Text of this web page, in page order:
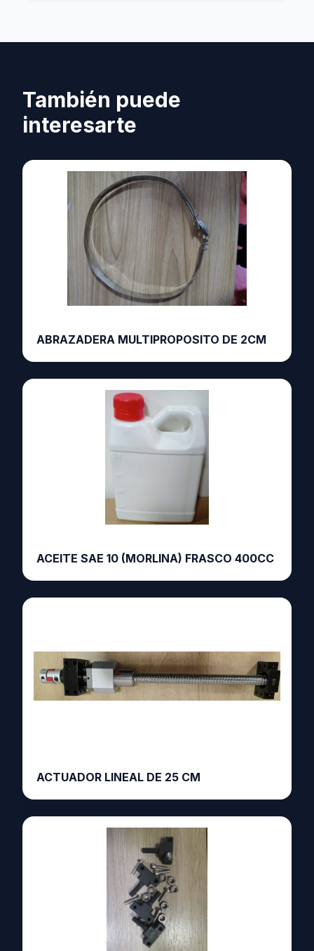
También puede
interesarte
ABRAZADERA MULTIPROPOSITO DE 2CM
ACEITE SAE 10 (MORLINA) FRASCO 400CC
ACTUADOR LINEAL DE 25 CM